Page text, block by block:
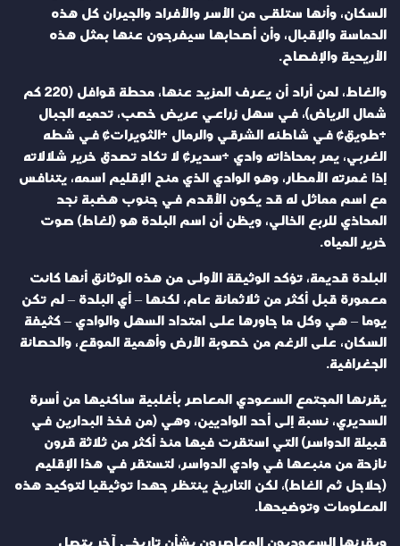
السكان، وأنها ستلقى من الأسر والأفراد والجيران كل هذه
الحماسة والإقبال، وأن أصحابها سيفرجون عنها بمثل هذه
الأريحية والإفصاح.
والغاط، لمن أراد أن يعرف المزيد عنها، محطة قوافل (220 كم
شمال الرياض)، في سهل زراعي عريض خصب، تحميه الجبال
«طويق» في شاطئه الشرقي والرمال «الثويرات» في شطه
الغربي، يمر بمحاذاته وادي «سدير» لا تكاد تصدق خرير شلالاته
إذا غمرته الأمطار، وهو الوادي الذي منح الإقليم اسمه، يتنافس
مع اسم مماثل له قد يكون الأقدم في جنوب هضبة نجد
المحاذي للربع الخالي، ويظن أن اسم البلدة هو (لغاط) صوت
خرير المياه.
البلدة قديمة، تؤكد الوثيقة الأولى من هذه الوثائق أنها كانت
معمورة قبل أكثر من ثلاثمائة عام، لكنها – أي البلدة – لم تكن
يوما – هي وكل ما جاورها على امتداد السهل والوادي – كثيفة
السكان، على الرغم من خصوبة الأرض وأهمية الموقع، والحصانة
الجغرافية.
يقرنها المجتمع السعودي المعاصر بأغلبية ساكنيها من أسرة
السديري، نسبة إلى أحد الواديين، وهي (من فخذ البدارين في
قبيلة الدواسر) التي استقرت فيها منذ أكثر من ثلاثة قرون
نازحة من منبعها في وادي الدواسر، لتستقر في هذا الإقليم
(جلاجل ثم الغاط)، لكن التاريخ ينتظر جهدا توثيقيا لتوكيد هذه
المعلومات وتوضيحها.
ويقرنها السعوديون المعاصرون بشأن تاريخي آخر يتصل